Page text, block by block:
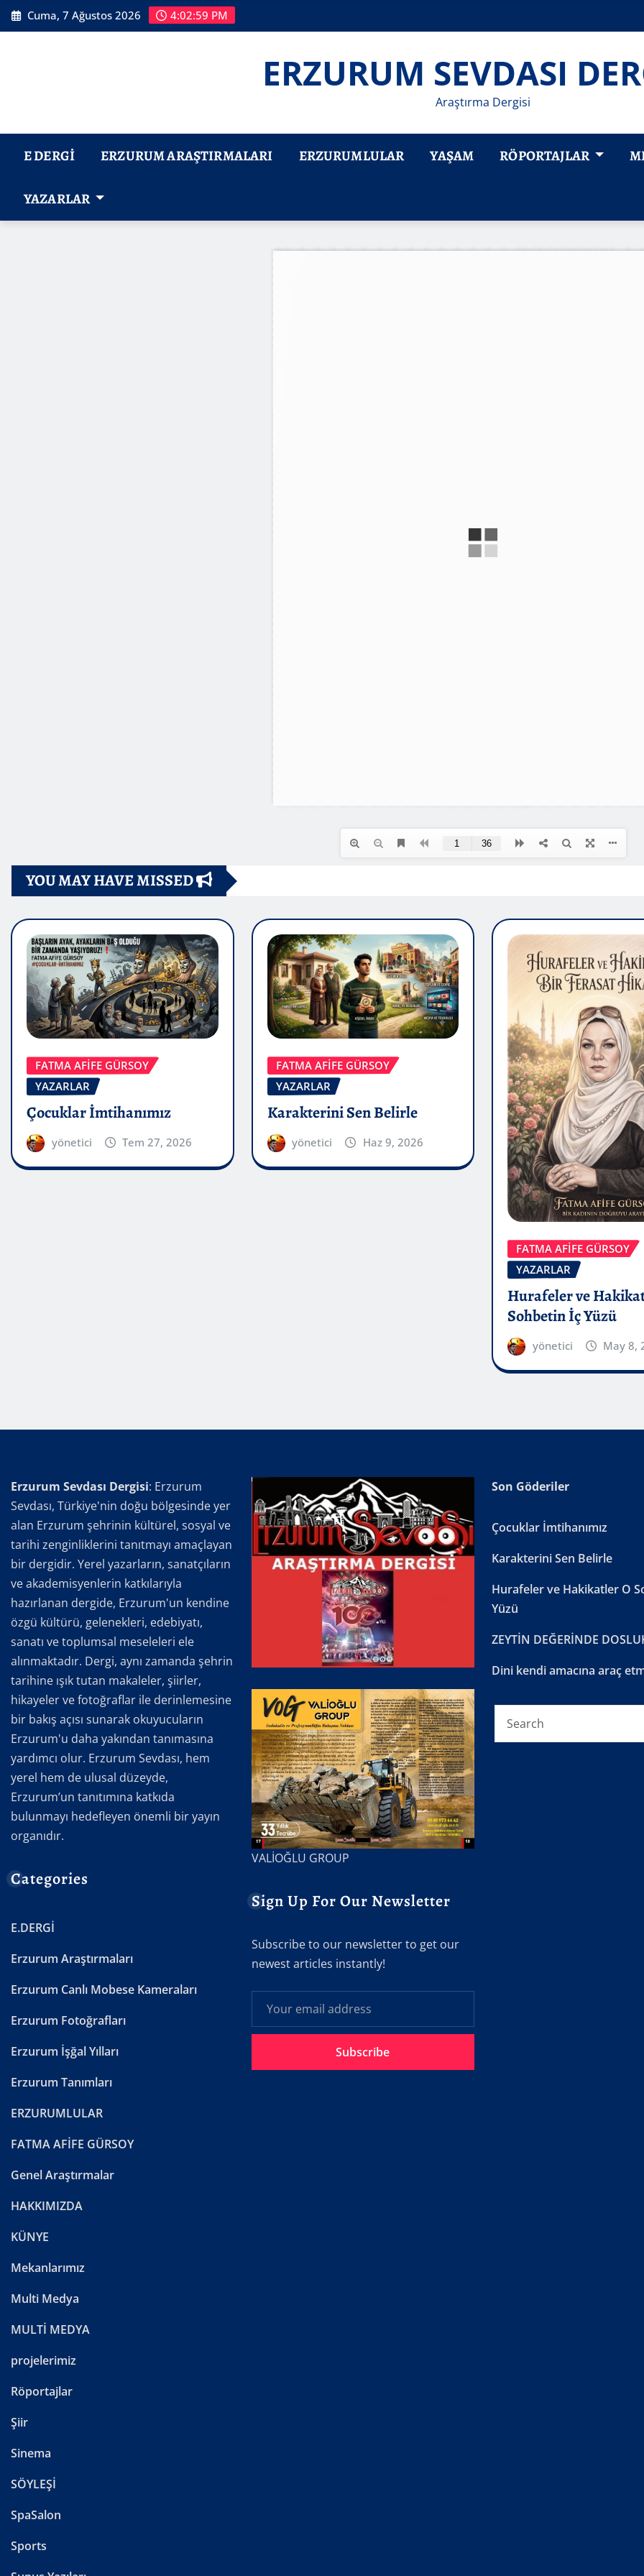
Skip
to
Cuma, 7 Ağustos 2026 4:03:01 PM
ERZURUM SEVDASI
Araştırma Dergisi
E DERGI ERZURUM ARAŞTIRMALARI ERZURUMLULAR YAŞAM RÖPORTAJLAR
YAZARLAR
YOU MAY HAVE MISSED
FATMA AFİFE GÜRSOY
YAZARLAR
Çocuklar İmtihanımız
yönetici Tem 27, 2026
FATMA AFİFE GÜRSOY
YAZARLAR
Karakterini Sen Belirle
yönetici Haz 9, 2026
FATMA AFİFE GÜRSOY
YAZARLAR
Hurafeler ve
Sohbetin İç Yüzü
yönetici May 8,
Erzurum Sevdası Dergisi: Erzurum
Sevdası, Türkiye'nin doğu bölgesinde yer
alan Erzurum şehrinin kültürel, sosyal ve
tarihi zenginliklerini tanıtmayı amaçlayan
bir dergidir. Yerel yazarların, sanatçıların
ve akademisyenlerin katkılarıyla
hazırlanan dergide, Erzurum'un kendine
özgü kültürü, gelenekleri, edebiyatı,
sanatı ve toplumsal meseleleri ele
alınmaktadır. Dergi, aynı zamanda şehrin
tarihine ışık tutan makaleler, şiirler,
hikayeler ve fotoğraflar ile derinlemesine
bir bakış açısı sunarak okuyucuların
Erzurum'u daha yakından tanımasına
yardımcı olur. Erzurum Sevdası, hem
yerel hem de ulusal düzeyde,
Erzurum’un tanıtımına katkıda
bulunmayı hedefleyen önemli bir yayın
organıdır.
Categories
E.DERGİ
Erzurum Araştırmaları
Erzurum Canlı Mobese Kameraları
Erzurum Fotoğrafları
Erzurum İşğal Yılları
Erzurum Tanımları
ERZURUMLULAR
FATMA AFİFE GÜRSOY
Genel Araştırmalar
HAKKIMIZDA
KÜNYE
Mekanlarımız
Multi Medya
MULTİ MEDYA
projelerimiz
Röportajlar
Şiir
Sinema
SÖYLEŞİ
SpaSalon
Sports
VALİOĞLU GROUP
Sign Up For Our Newsletter
Subscribe to our newsletter to get our
newest articles instantly!
Subscribe
Son Göderiler
Çocuklar İmtihanımız
Karakterini Sen Belirle
Hurafeler ve Hakikatler O
Yüzü
ZEYTİN DEĞERİNDE
Dini kendi amacına araç